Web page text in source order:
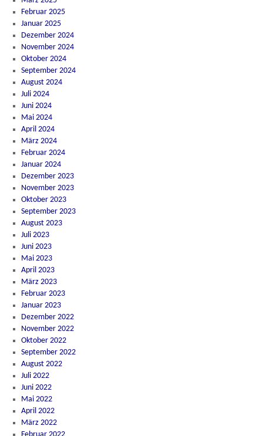
Februar 2025
Januar 2025
Dezember 2024
November 2024
Oktober 2024
September 2024
August 2024
Juli 2024
Juni 2024
Mai 2024
April 2024
März 2024
Februar 2024
Januar 2024
Dezember 2023
November 2023
Oktober 2023
September 2023
August 2023
Juli 2023
Juni 2023
Mai 2023
April 2023
März 2023
Februar 2023
Januar 2023
Dezember 2022
November 2022
Oktober 2022
September 2022
August 2022
Juli 2022
Juni 2022
Mai 2022
April 2022
März 2022